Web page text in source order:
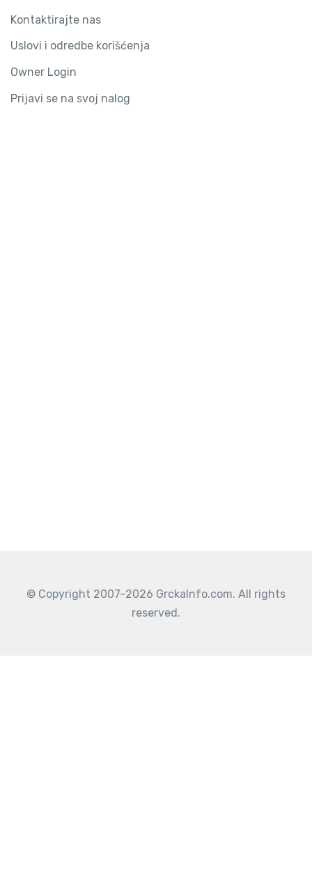
Kontaktirajte nas
Uslovi i odredbe korišćenja
Owner Login
Prijavi se na svoj nalog
© Copyright 2007–2026 GrckaInfo.com. All rights
reserved.